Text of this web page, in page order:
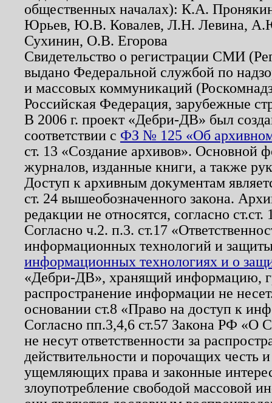
общественных началах): К.А.
Юрьев, Ю.В. Ковалев, Л.Н. Левина,
Сухинин, О.В. Егорова
Свидетельство о регистрации СМИ
выдано Федеральной службой по
и массовых коммуникаций
Российская Федерация, зарубежные
В 2006 г. проект «Дебри-ДВ» был
соответствии с ФЗ № 125 «Об
ст. 13 «Создание архивов». Основной
журналов, изданные книги, а также
Доступ к архивным документам
ст. 24 вышеобозначенного закона.
редакции не относятся, согласно
Согласно ч.2. п.3. ст.17
информационных технологий и
информационных технологиях и о
«Дебри-ДВ», хранящий информацию,
распространение информации не
основании ст.8 «Право на доступ к
Согласно пп.3,4,6 ст.57 Закона РФ «О
не несут ответственности за
действительности и порочащих честь
ущемляющих права и законные
злоупотребление свободой массовой